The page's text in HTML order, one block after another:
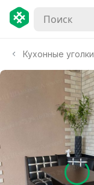
Кухонные уголки